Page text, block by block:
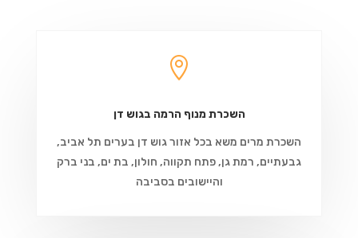

השכרת מנוף הרמה בגוש דן
השכרת מרים משא בכל אזור גוש דן בערים תל אביב,
גבעתיים, רמת גן, פתח תקווה, חולון, בת ים, בני ברק
והיישובים בסביבה